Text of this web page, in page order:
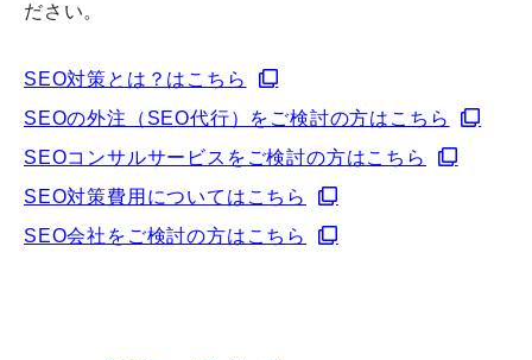
ださい。
SEO対策とは？はこちら
SEOの外注（SEO代行）をご検討の方はこちら
SEOコンサルサービスをご検討の方はこちら
SEO対策費用についてはこちら
SEO会社をご検討の方はこちら